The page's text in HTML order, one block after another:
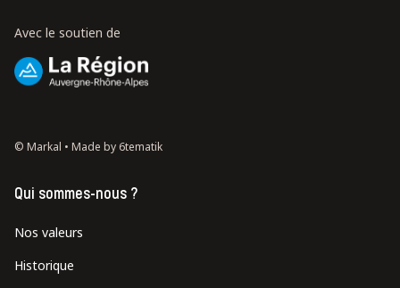
Avec le soutien de
© Markal • Made by 6tematik
Qui sommes-nous ?
Nos valeurs
Historique